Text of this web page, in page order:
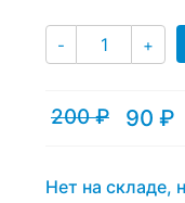
- Количество
+
200₽
Первоначальная
200 ₽.
90 ₽
Текущая
Нет на складе,